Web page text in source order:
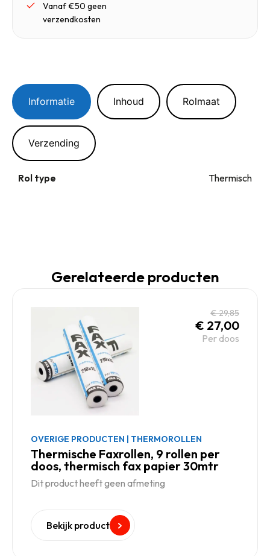
Vanaf €50 geen
verzendkosten
Informatie Inhoud Rolmaat
Verzending
Rol type Thermisch
Gerelateerde producten
€29,85
€ 27,00
Per doos
OVERIGE PRODUCTEN | THERMOROLLEN
Thermische Faxrollen, 9 rollen per
doos, thermisch fax papier 30mtr
Dit product heeft geen afmeting
Bekijk product